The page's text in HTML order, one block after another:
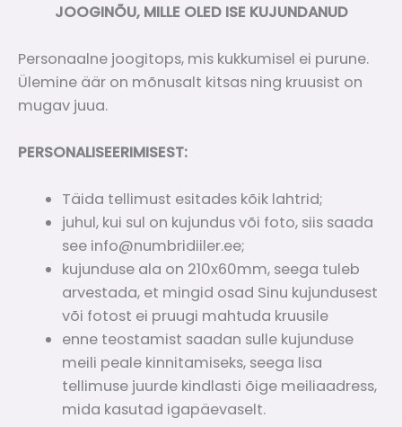
JOOGINÕU, MILLE OLED ISE KUJUNDANUD
Personaalne joogitops, mis kukkumisel ei purune.
Ülemine äär on mõnusalt kitsas ning kruusist on
mugav juua.
PERSONALISEERIMISEST:
Täida tellimust esitades kõik lahtrid;
juhul, kui sul on kujundus või foto, siis saada
see info@numbridiiler.ee;
kujunduse ala on 210x60mm, seega tuleb
arvestada, et mingid osad Sinu kujundusest
või fotost ei pruugi mahtuda kruusile
enne teostamist saadan sulle kujunduse
meili peale kinnitamiseks, seega lisa
tellimuse juurde kindlasti õige meiliaadress,
mida kasutad igapäevaselt.